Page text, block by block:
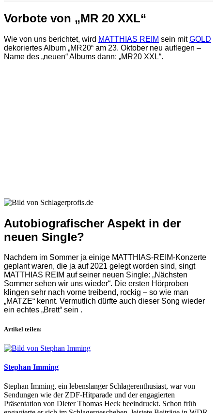
Vorbote von „MR 20 XXL“
Wie von uns berichtet, wird MATTHIAS REIM sein mitGOLD
dekoriertes Album „MR20“ am 23. Oktober neu auflegen –
Name des „neuen“ Albums dann: „MR20 XXL“.
Autobiografischer Aspekt in der
neuen Single?
Nachdem im Sommer ja einige MATTHIAS-REIM-Konzerte
geplant waren, die ja auf 2021 gelegt worden sind, singt
MATTHIAS REIM auf seiner neuen Single: „Nächsten
Sommer sehen wir uns wieder“. Die ersten Hörproben
klingen sehr nach vorne treibend, rockig – so wie man
„MATZE“ kennt. Vermutlich dürfte auch dieser Song wieder
ein echtes „Brett“ sein .
Artikel teilen:
Stephan Imming
Stephan Imming, ein lebenslanger Schlagerenthusiast, war von
Sendungen wie der ZDF-Hitparade und der engagierten
Präsentation von Dieter Thomas Heck beeindruckt. Schon früh